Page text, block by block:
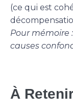
(ce qui est
Pour mémoire
causes
À